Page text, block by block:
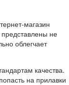
магазин
не
облегчает
качества.
на прилавки